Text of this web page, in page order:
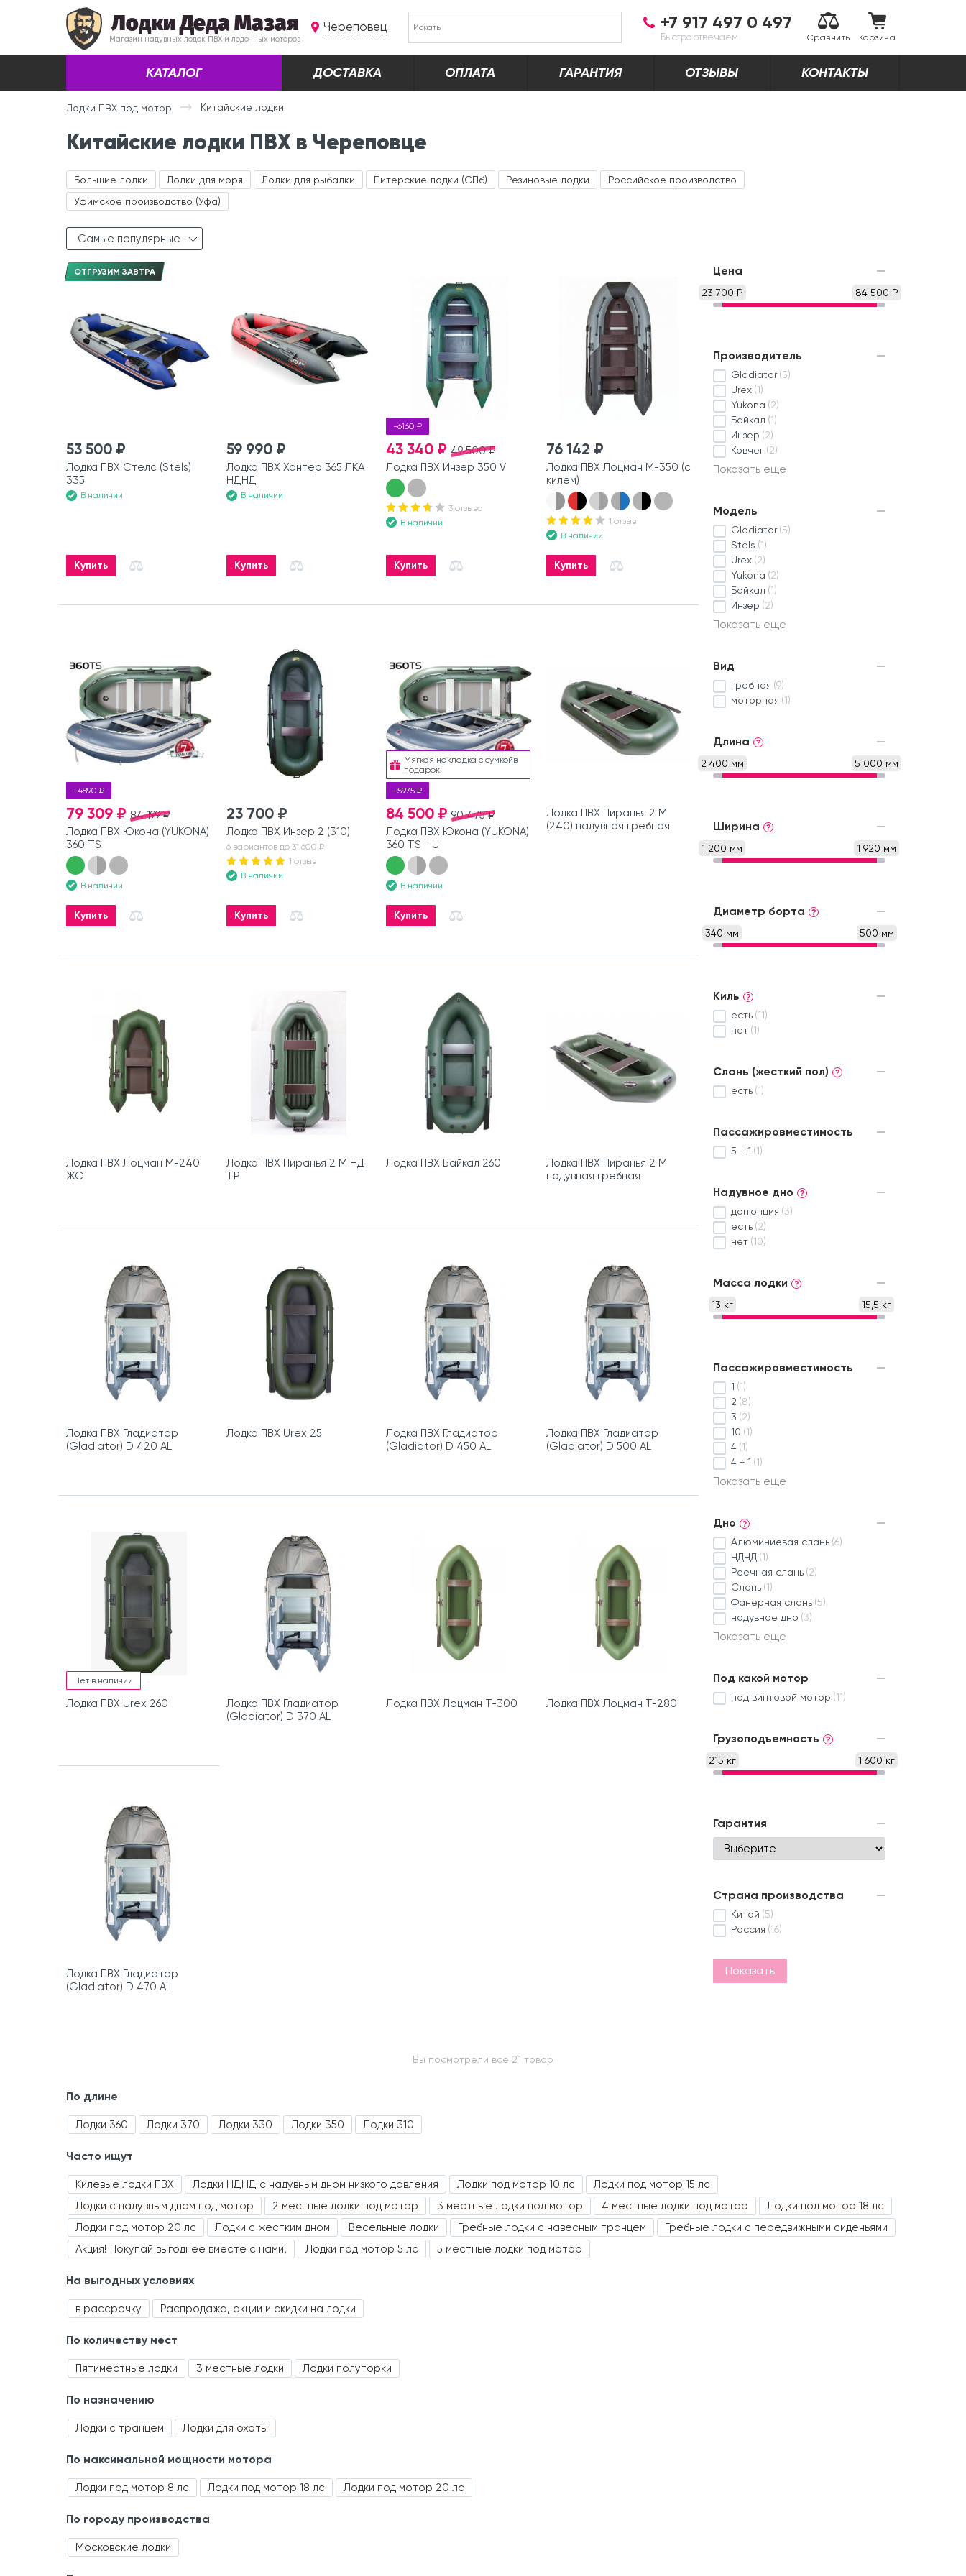
Лодки Деда Мазая
Магазин надувных лодок ПВХ и лодочных моторов
Череповец +7 917 497 0 497
Быстро отвечаем Сравнить Корзина
КАТАЛОГ ДОСТАВКА ОПЛАТА ГАРАНТИЯ ОТЗЫВЫ КОНТАКТЫ
Лодки ПВХ под мотор Китайские лодки
Китайские лодки ПВХ в Череповце
Большие лодки Лодки для моря Лодки для рыбалки Питерские лодки (СПб) Резиновые лодки
Российское производство
Уфимское производство (Уфа)
Самые популярные
ОТГРУЗИМ ЗАВТРА
53 500 ₽
Лодка ПВХ Стелс (Stels)
335
В наличии
Купить
59 990 ₽
Лодка ПВХ Хантер 365 ЛКА
НДНД
В наличии
Купить
-6160 ₽
49 500 ₽
43 340 ₽
Лодка ПВХ Инзер 350 V
3 отзыва
В наличии
Купить
76 142 ₽
Лодка ПВХ Лоцман М-350 (с
килем)
1 отзыв
В наличии
Купить
-4890 ₽
84 199 ₽
79 309 ₽
Лодка ПВХ Юкона (YUKONA)
360 TS
В наличии
Купить
23 700 ₽
Лодка ПВХ Инзер 2 (310)
6 вариантов до 31 600 ₽
1 отзыв
В наличии
Купить
Мягкая накладка с сумкойв
подарок!
-5975 ₽
90 475 ₽
84 500 ₽
Лодка ПВХ Юкона (YUKONA)
360 TS - U
В наличии
Купить
Лодка ПВХ Пиранья 2 М
(240) надувная гребная
Лодка ПВХ Лоцман М-240
ЖС
Лодка ПВХ Пиранья 2 М НД
ТР
Лодка ПВХ Байкал 260
Лодка ПВХ Пиранья 2 М
надувная гребная
Лодка ПВХ Гладиатор
(Gladiator) D 420 AL
Лодка ПВХ Urex 25
Лодка ПВХ Гладиатор
(Gladiator) D 450 AL
Лодка ПВХ Гладиатор
(Gladiator) D 500 AL
Нет в наличии
Лодка ПВХ Urex 260
Лодка ПВХ Гладиатор
(Gladiator) D 370 AL
Лодка ПВХ Лоцман Т-300 Лодка ПВХ Лоцман Т-280
Лодка ПВХ Гладиатор
(Gladiator) D 470 AL
Цена
23 700 Р 84 500 Р
Производитель
Gladiator (5)
Urex (1)
Yukona (2)
Байкал (1)
Инзер (2)
Ковчег (2)
Показать еще
Модель
Gladiator (5)
Stels (1)
Urex (2)
Yukona (2)
Байкал (1)
Инзер (2)
Показать еще
Вид
гребная (9)
моторная (1)
Длина ?
2 400 мм 5 000 мм
Ширина ?
1 200 мм 1 920 мм
Диаметр борта ?
340 мм 500 мм
Киль ?
есть (11)
нет (1)
Слань (жесткий пол) ?
есть (1)
Пассажировместимость
5 + 1 (1)
Надувное дно ?
доп.опция (3)
есть (2)
нет (10)
Масса лодки ?
13 кг 15,5 кг
Пассажировместимость
1 (1)
2 (8)
3 (2)
10 (1)
4 (1)
4 + 1 (1)
Показать еще
Дно ?
Алюминиевая слань (6)
НДНД (1)
Реечная слань (2)
Слань (1)
Фанерная слань (5)
надувное дно (3)
Показать еще
Под какой мотор
под винтовой мотор (11)
Грузоподъемность ?
215 кг 1 600 кг
Гарантия
Страна производства
Китай (5)
Россия (16)
Показать
Вы посмотрели все 21 товар
По длине
Лодки 360 Лодки 370 Лодки 330 Лодки 350 Лодки 310
Часто ищут
Килевые лодки ПВХ Лодки НДНД с надувным дном низкого давления Лодки под мотор 10 лс
Лодки под мотор 15 лс
Лодки с надувным дном под мотор
2 местные лодки под мотор 3 местные лодки под мотор 4 местные лодки под мотор
Лодки под мотор 18 лс
Лодки под мотор 20 лс
Лодки с жестким дном Весельные лодки Гребные лодки с навесным транцем
Гребные лодки с передвижными сиденьями
Акция! Покупай выгоднее вместе с нами!
Лодки под мотор 5 лс 5 местные лодки под мотор
На выгодных условиях
в рассрочку Распродажа, акции и скидки на лодки
По количеству мест
Пятиместные лодки 3 местные лодки Лодки полуторки
По назначению
Лодки с транцем Лодки для охоты
По максимальной мощности мотора
Лодки под мотор 8 лс Лодки под мотор 18 лс Лодки под мотор 20 лс
По городу производства
Московские лодки